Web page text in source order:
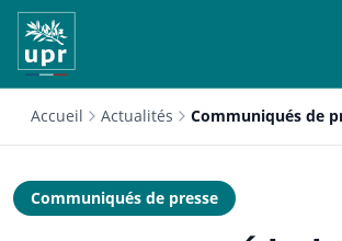
Accueil Actualités Communiqués de
Communiqués de presse